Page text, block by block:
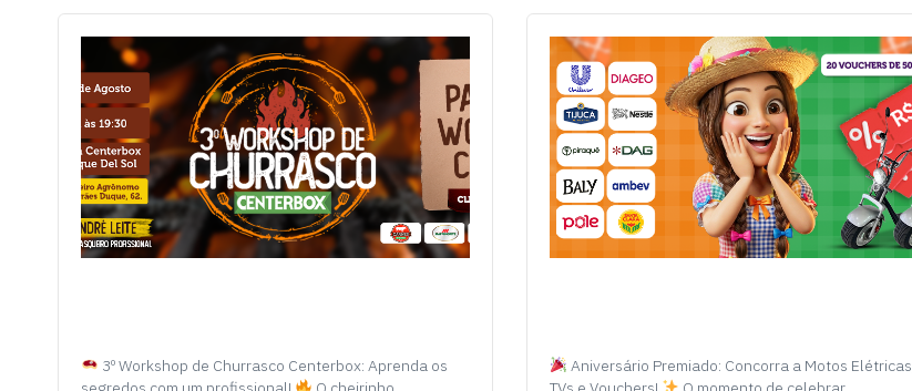
3º Workshop de Churrasco Centerbox: Aprenda os
Aniversário Premiado: Concorra a Motos Elétricas,